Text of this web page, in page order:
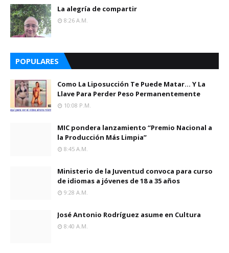
La alegría de compartir
8:26 A.m.
POPULARES
Como La Liposucción Te Puede Matar… Y La
Llave Para Perder Peso Permanentemente
10:08 P.m.
MIC pondera lanzamiento “Premio Nacional a
la Producción Más Limpia”
8:45 A.m.
Ministerio de la Juventud convoca para curso
de idiomas a jóvenes de 18 a 35 años
9:28 A.m.
José Antonio Rodríguez asume en Cultura
8:40 A.m.